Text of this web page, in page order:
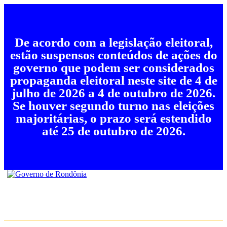
De acordo com a legislação eleitoral,
estão suspensos conteúdos de ações do
governo que podem ser considerados
propaganda eleitoral neste site de 4 de
julho de 2026 a 4 de outubro de 2026.
Se houver segundo turno nas eleições
majoritárias, o prazo será estendido
até 25 de outubro de 2026.